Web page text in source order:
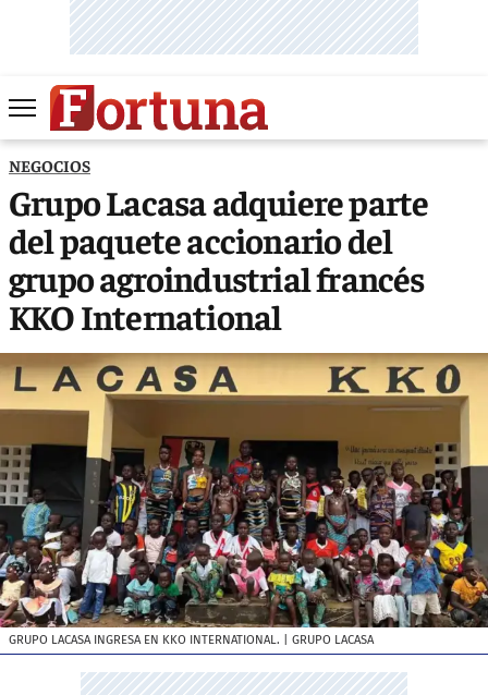
NEGOCIOS
Grupo Lacasa adquiere parte
del paquete accionario del
grupo agroindustrial francés
KKO International
GRUPO LACASA INGRESA EN KKO INTERNATIONAL. | GRUPO LACASA